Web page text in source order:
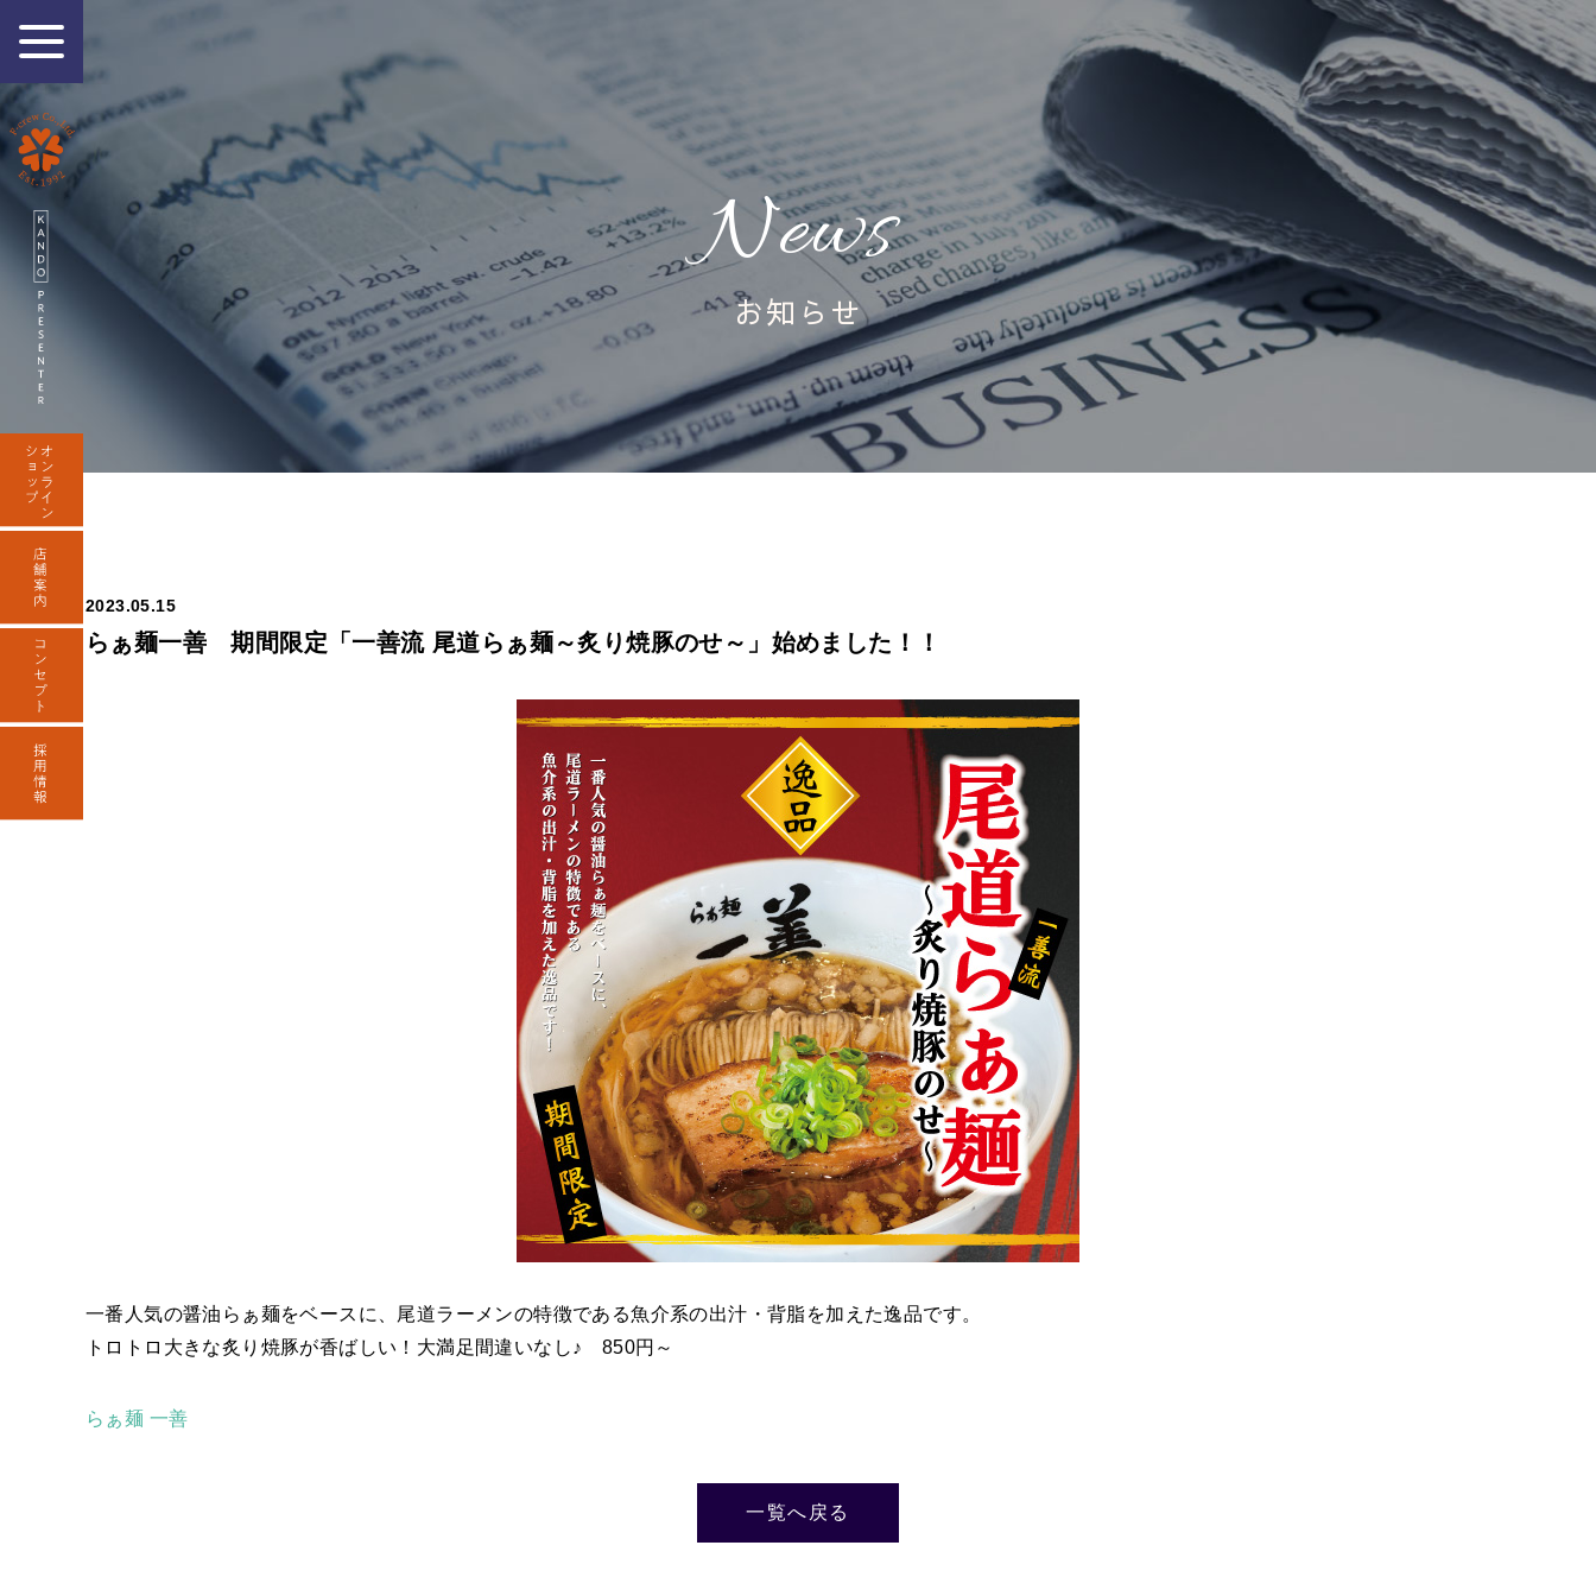
News
お知らせ
2023.05.15
らぁ麺一善 期間限定「一善流 尾道らぁ麺～炙り焼豚のせ～」始めました！！
一番人気の醤油らぁ麺をベースに、尾道ラーメンの特徴である魚介系の出汁・背脂を加えた逸品です。
トロトロ大きな炙り焼豚が香ばしい！大満足間違いなし♪ 850円～
らぁ麺 一善
一覧へ戻る